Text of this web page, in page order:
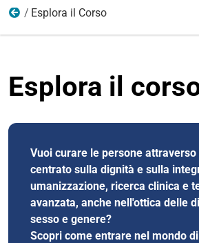
Il Corso
Esplora il Corso
Esplora il
Vuoi curare le persone
centrato sulla dignità e sulla
umanizzazione, ricerca clinica e
avanzata, anche nell'ottica delle
sesso e genere?
Scopri come entrare nel mondo